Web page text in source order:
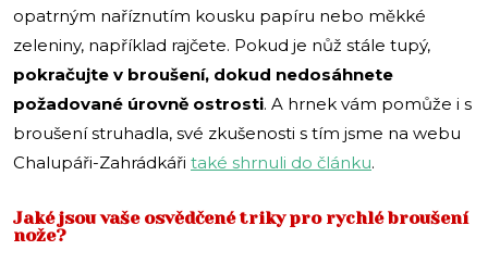
opatrným naříznutím kousku papíru nebo měkké
zeleniny, například rajčete. Pokud je nůž stále tupý,
pokračujte v broušení, dokud nedosáhnete
požadované úrovně ostrosti. A hrnek vám pomůže i s
broušení struhadla, své zkušenosti s tím jsme na webu
Chalupáři-Zahrádkáři také shrnuli do článku.
Jaké jsou vaše osvědčené triky pro rychlé broušení
nože?